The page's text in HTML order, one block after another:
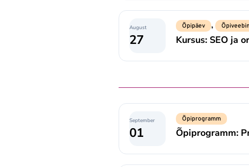
August
27
Õpipäev ,
Kursus: SEO ja
September
01
Õpiprogramm
Õpiprogramm: